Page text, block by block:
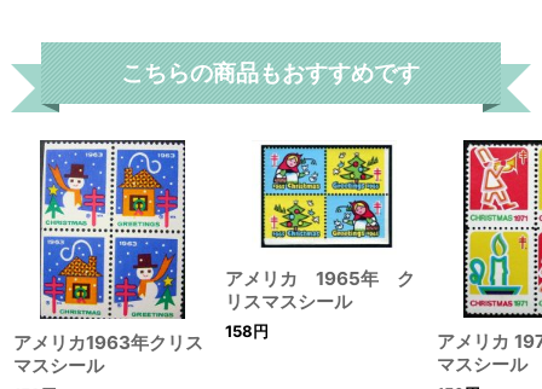
こちらの商品もおすすめです
カ 1965年 ク
シール
アメリカ 1971年 クリス
アメリカ1937年ク
マスシール